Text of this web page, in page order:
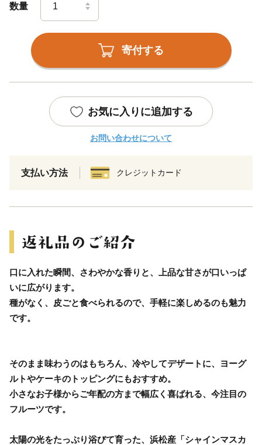
数量
寄付する
お気に入りに追加する
お問い合わせについて
支払い方法 クレジットカード
口に入れた瞬間、さわやかな香りと、上品な甘さが口いっぱ
いに広がります。
種がなく、皮ごと食べられるので、手軽に楽しめるのも魅力
です。
そのまま味わうのはもちろん、冷やしてデザートに、ヨーグ
ルトやケーキのトッピングにもおすすめ。
小さなお子様からご年配の方まで幅広く喜ばれる、今注目の
フルーツです。
太陽の光をたっぷり浴びて育った、浜松産「シャインマスカ